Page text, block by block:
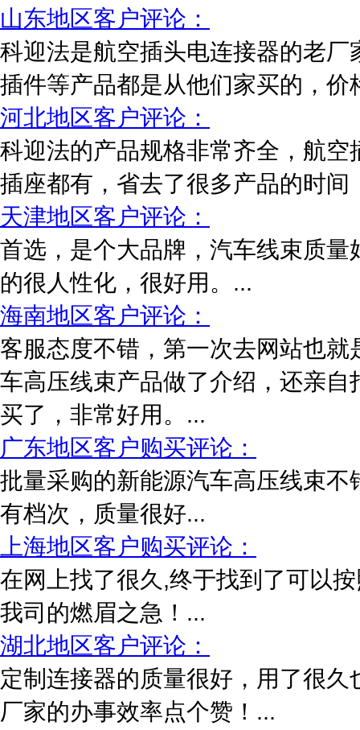
山东地区客户评论：
科迎法是航空插头电连接器的老
插件等产品都是从他们家买的，
河北地区客户评论：
科迎法的产品规格非常齐全，航
插座都有，省去了很多产品的时间
天津地区客户评论：
首选，是个大品牌，汽车线束质
的很人性化，很好用。...
海南地区客户评论：
客服态度不错，第一次去网站也
车高压线束产品做了介绍，还亲
买了，非常好用。...
广东地区客户购买评论：
批量采购的新能源汽车高压线束
有档次，质量很好...
上海地区客户购买评论：
在网上找了很久,终于找到了可以
我司的燃眉之急！...
湖北地区客户评论：
定制连接器的质量很好，用了很
厂家的办事效率点个赞！...